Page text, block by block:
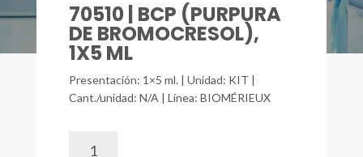
70510 | BCP (PURPURA
DE BROMOCRESOL),
1X5 ML
Presentación: 1×5 ml. | Unidad: KIT |
Cant./unidad: N/A | Línea: BIOMÉRIEUX